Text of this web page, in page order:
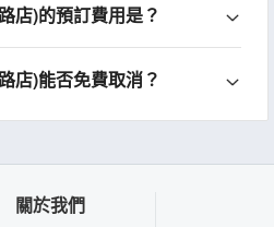
店)的預訂費用是？
店)能否免費取消？
關於我們